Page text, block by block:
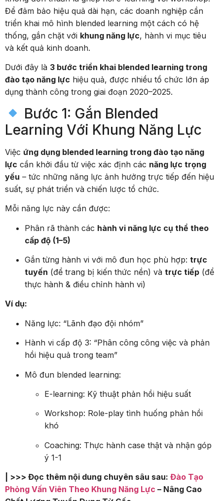
Để đảm bảo hiệu quả dài hạn, các doanh nghiệp cần
triển khai mô hình blended learning một cách có hệ
thống, gắn chặt với khung năng lực, hành vi mục tiêu
và kết quả kinh doanh.
Dưới đây là 3 bước triển khai blended learning trong
đào tạo năng lực hiệu quả, được nhiều tổ chức lớn áp
dụng thành công trong giai đoạn 2020–2025.
Bước 1: Gắn Blended
Learning Với Khung Năng Lực
Việc ứng dụng blended learning trong đào tạo năng
lực cần khởi đầu từ việc xác định các năng lực trọng
yếu – tức những năng lực ảnh hưởng trực tiếp đến hiệu
suất, sự phát triển và chiến lược tổ chức.
Mỗi năng lực này cần được:
Phân rã thành các hành vi năng lực cụ thể theo
cấp độ (1–5)
Gắn từng hành vi với mô đun học phù hợp: trực
tuyến (để trang bị kiến thức nền) và trực tiếp (để
thực hành & điều chỉnh hành vi)
Ví dụ:
Năng lực: “Lãnh đạo đội nhóm”
Hành vi cấp độ 3: “Phân công công việc và phản
hồi hiệu quả trong team”
Mô đun blended learning:
E-learning: Kỹ thuật phản hồi hiệu suất
Workshop: Role-play tình huống phản hồi
khó
Coaching: Thực hành case thật và nhận góp
ý 1-1
| >>> Đọc thêm nội dung chuyên sâu sau: Đào Tạo
Phỏng Vấn Viên Theo Khung Năng Lực – Nâng Cao